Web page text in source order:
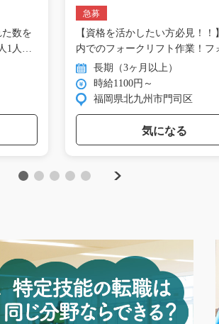
数を
1人
搬)/y08_00230
急募
【資格を活かしたい方必見！！
内でのフォークリフト作業！フ
ク… 長期（3ヶ月以上）
時給1100円～
福岡県北九州市門司区
気になる
Next